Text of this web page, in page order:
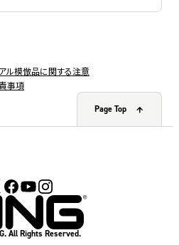
ル模倣品に関する注意
事項
Page Top
All Rights Reserved.